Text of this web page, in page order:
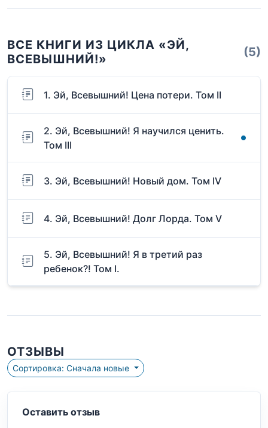
ВСЕ КНИГИ ИЗ ЦИКЛА «ЭЙ,
ВСЕВЫШНИЙ!»
(5)
1. Эй, Всевышний! Цена потери. Том II
2. Эй, Всевышний! Я научился ценить.
Том III
3. Эй, Всевышний! Новый дом. Том IV
4. Эй, Всевышний! Долг Лорда. Том V
5. Эй, Всевышний! Я в третий раз
ребенок?! Том I.
ОТЗЫВЫ
Сортировка: Сначала новые
Оставить отзыв